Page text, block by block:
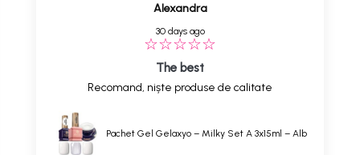
Alexandra
30 days ago
The best
Recomand, niște produse de calitate
Pachet Gel Gelaxyo – Milky Set A 3x15ml – Alb